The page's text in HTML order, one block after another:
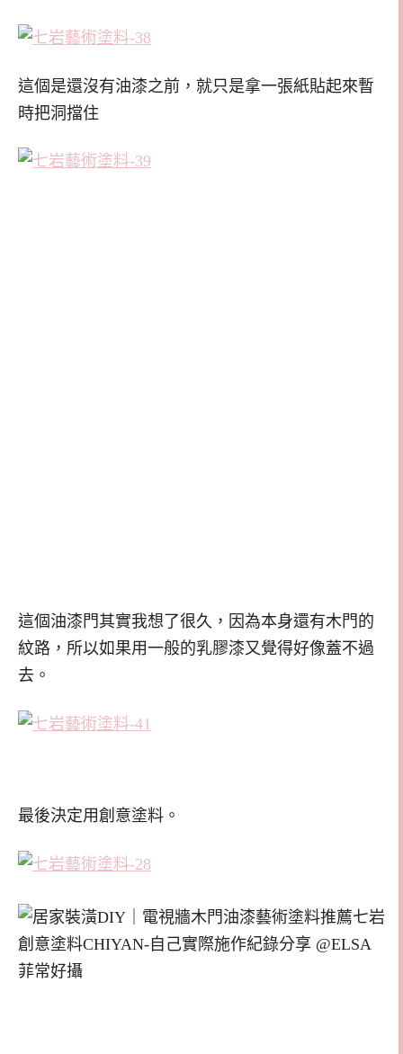
這個是還沒有油漆之前，就只是拿一張紙貼起來暫
時把洞擋住
這個油漆門其實我想了很久，因為本身還有木門的
紋路，所以如果用一般的乳膠漆又覺得好像蓋不過
去。
最後決定用創意塗料。